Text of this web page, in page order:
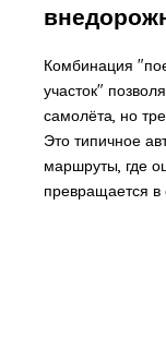
Комбинация
участок"
самолёта, но
Это типичное
маршруты, где
превращается в